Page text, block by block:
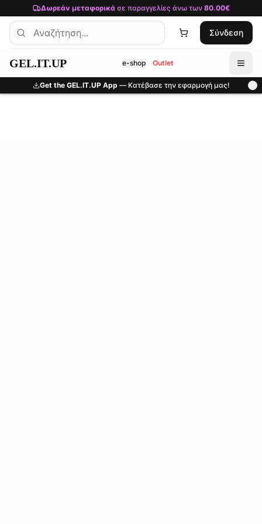
Μετάβαση στο κύριο περιεχόμενο
Δωρεάν μεταφορικάσε παραγγελίες άνω των 80.00€
Σύνδεση
GEL.IT.UP e-shop Outlet
Get the GEL.IT.UP App — Κατέβασε την εφαρμογή μας!